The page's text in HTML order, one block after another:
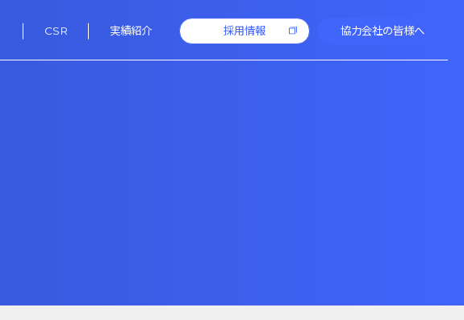
CSR 実績紹介 採用情報 協力会社の皆様へ